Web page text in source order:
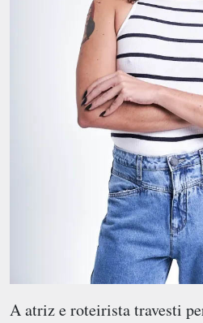
A atriz e roteirista travesti